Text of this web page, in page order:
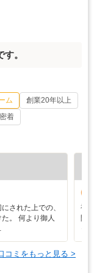
。
ム
創業20年以上
着
された上での、
。 何より御人
補
間
コミをもっと見る >